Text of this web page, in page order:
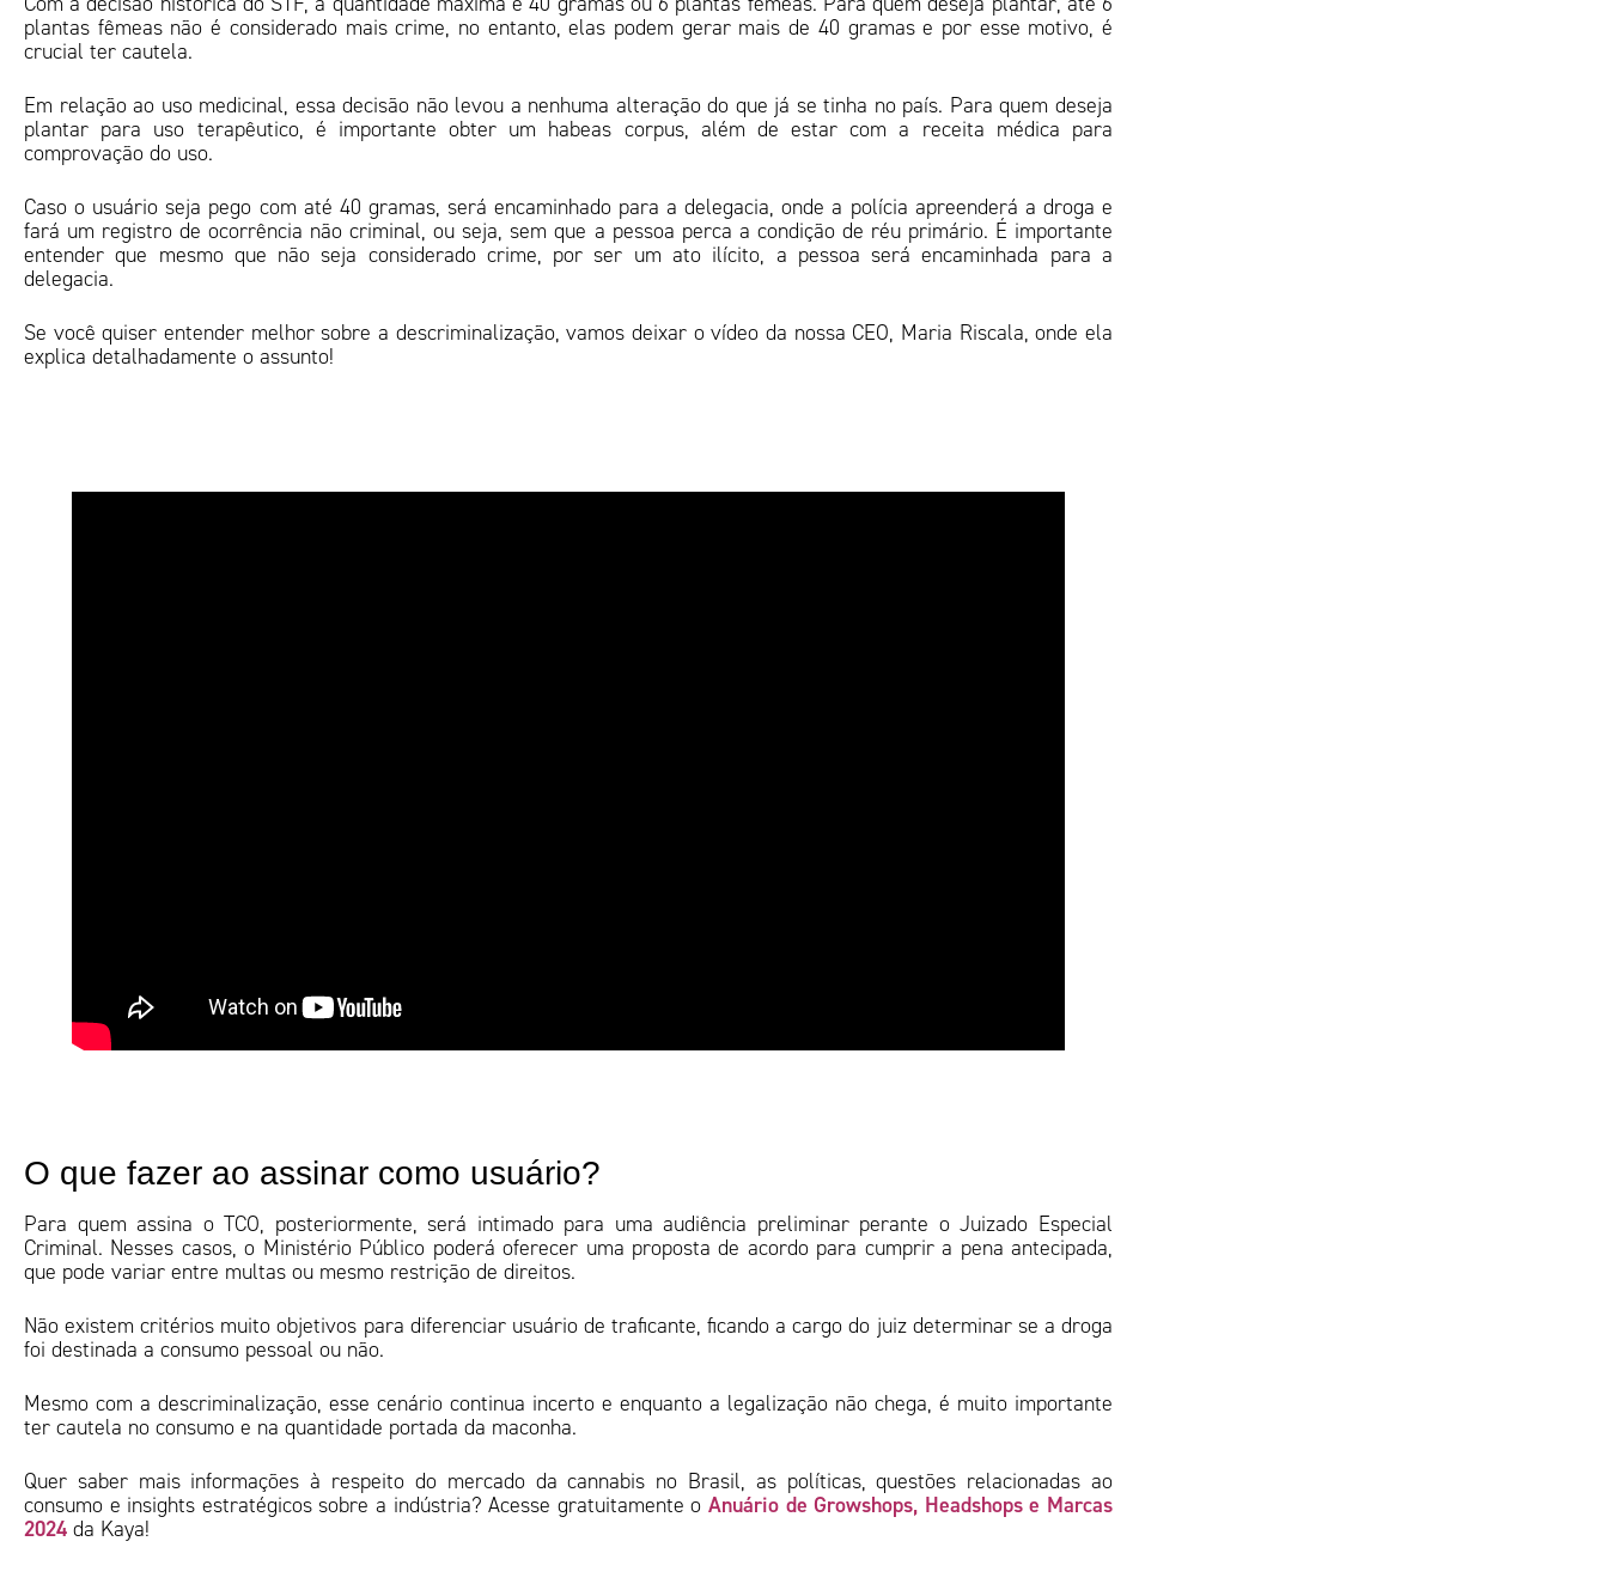
plantas fêmeas não é considerado mais crime, no entanto, elas podem gerar mais de 40 gramas e por esse motivo, é
crucial ter cautela.
Em relação ao uso medicinal, essa decisão não levou a nenhuma alteração do que já se tinha no país. Para quem deseja
plantar para uso terapêutico, é importante obter um habeas corpus, além de estar com a receita médica para
comprovação do uso.
Caso o usuário seja pego com até 40 gramas, será encaminhado para a delegacia, onde a polícia apreenderá a droga e
fará um registro de ocorrência não criminal, ou seja, sem que a pessoa perca a condição de réu primário. É importante
entender que mesmo que não seja considerado crime, por ser um ato ilícito, a pessoa será encaminhada para a
delegacia.
Se você quiser entender melhor sobre a descriminalização, vamos deixar o vídeo da nossa CEO, Maria Riscala, onde ela
explica detalhadamente o assunto!
O que fazer ao assinar como usuário?
Para quem assina o TCO, posteriormente, será intimado para uma audiência preliminar perante o Juizado Especial
Criminal. Nesses casos, o Ministério Público poderá oferecer uma proposta de acordo para cumprir a pena antecipada,
que pode variar entre multas ou mesmo restrição de direitos.
Não existem critérios muito objetivos para diferenciar usuário de traficante, ficando a cargo do juiz determinar se a droga
foi destinada a consumo pessoal ou não.
Mesmo com a descriminalização, esse cenário continua incerto e enquanto a legalização não chega, é muito importante
ter cautela no consumo e na quantidade portada da maconha.
Quer saber mais informações à respeito do mercado da cannabis no Brasil, as políticas, questões relacionadas ao
consumo e insights estratégicos sobre a indústria? Acesse gratuitamente o Anuário de Growshops, Headshops e Marcas
2024 da Kaya!